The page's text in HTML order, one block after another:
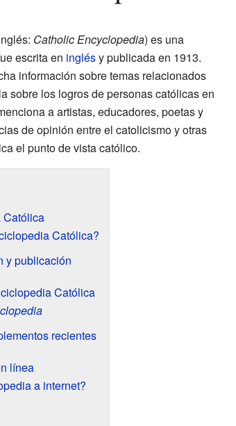
Catholic Encyclopedia) es una
escrita en inglésy publicada en 1913.
información sobre temas relacionados
sobre los logros de personas católicas en
a artistas, educadores, poetas y
de opinión entre el catolicismo y otras
el punto de vista católico.
Católica
Católica?
y publicación
Católica
recientes
línea
a internet?